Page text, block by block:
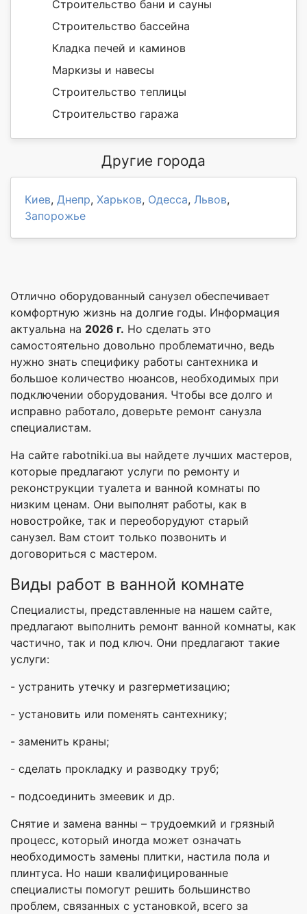
Строительство бани и сауны
Строительство бассейна
Кладка печей и каминов
Маркизы и навесы
Строительство теплицы
Строительство гаража
Другие города
Киев, Днепр, Харьков, Одесса, Львов,
Запорожье
Отлично оборудованный санузел обеспечивает
комфортную жизнь на долгие годы. Информация
актуальна на 2026 г. Но сделать это
самостоятельно довольно проблематично, ведь
нужно знать специфику работы сантехника и
большое количество нюансов, необходимых при
подключении оборудования. Чтобы все долго и
исправно работало, доверьте ремонт санузла
специалистам.
На сайте rabotniki.ua вы найдете лучших мастеров,
которые предлагают услуги по ремонту и
реконструкции туалета и ванной комнаты по
низким ценам. Они выполнят работы, как в
новостройке, так и переоборудуют старый
санузел. Вам стоит только позвонить и
договориться с мастером.
Виды работ в ванной комнате
Специалисты, представленные на нашем сайте,
предлагают выполнить ремонт ванной комнаты, как
частично, так и под ключ. Они предлагают такие
услуги:
- устранить утечку и разгерметизацию;
- установить или поменять сантехнику;
- заменить краны;
- сделать прокладку и разводку труб;
- подсоединить змеевик и др.
Снятие и замена ванны – трудоемкий и грязный
процесс, который иногда может означать
необходимость замены плитки, настила пола и
плинтуса. Но наши квалифицированные
специалисты помогут решить большинство
проблем, связанных с установкой, всего за